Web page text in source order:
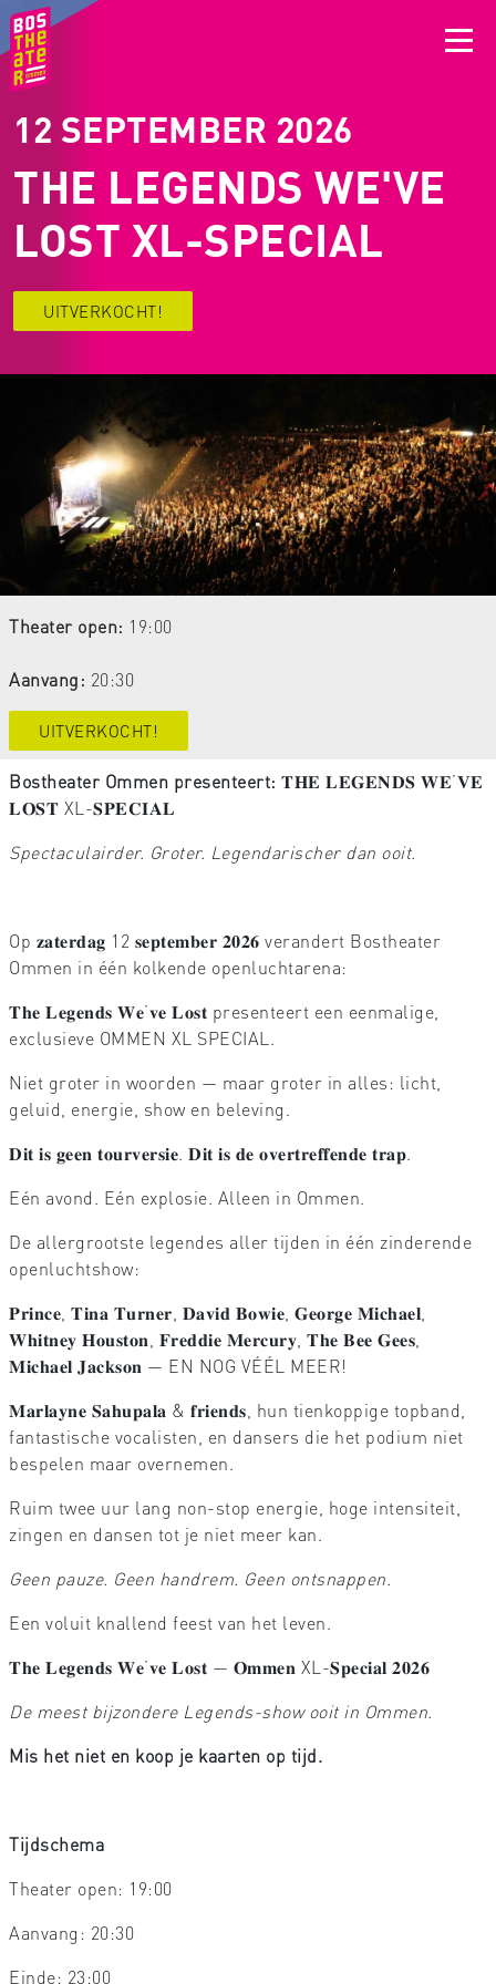
12 SEPTEMBER 2026
THE LEGENDS WE'VE
LOST XL-SPECIAL
UITVERKOCHT!
Theater open: 19:00
Aanvang: 20:30
UITVERKOCHT!
Bostheater Ommen presenteert: 𝐓𝐇𝐄 𝐋𝐄𝐆𝐄𝐍𝐃𝐒 𝐖𝐄’𝐕𝐄
𝐋𝐎𝐒𝐓 XL-𝐒𝐏𝐄𝐂𝐈𝐀𝐋
Spectaculairder. Groter. Legendarischer dan ooit.
Op 𝐳𝐚𝐭𝐞𝐫𝐝𝐚𝐠 12 𝐬𝐞𝐩𝐭𝐞𝐦𝐛𝐞𝐫 𝟐𝟎𝟐𝟔 verandert Bostheater
Ommen in één kolkende openluchtarena:
𝐓𝐡𝐞 𝐋𝐞𝐠𝐞𝐧𝐝𝐬 𝐖𝐞’𝐯𝐞 𝐋𝐨𝐬𝐭 presenteert een eenmalige,
exclusieve OMMEN XL SPECIAL.
Niet groter in woorden — maar groter in alles: licht,
geluid, energie, show en beleving.
𝐃𝐢𝐭 𝐢𝐬 𝐠𝐞𝐞𝐧 𝐭𝐨𝐮𝐫𝐯𝐞𝐫𝐬𝐢𝐞. 𝐃𝐢𝐭 𝐢𝐬 𝐝𝐞 𝐨𝐯𝐞𝐫𝐭𝐫𝐞𝐟𝐟𝐞𝐧𝐝𝐞 𝐭𝐫𝐚𝐩.
Eén avond. Eén explosie. Alleen in Ommen.
De allergrootste legendes aller tijden in één zinderende
openluchtshow:
𝐏𝐫𝐢𝐧𝐜𝐞, 𝐓𝐢𝐧𝐚 𝐓𝐮𝐫𝐧𝐞𝐫, 𝐃𝐚𝐯𝐢𝐝 𝐁𝐨𝐰𝐢𝐞, 𝐆𝐞𝐨𝐫𝐠𝐞 𝐌𝐢𝐜𝐡𝐚𝐞𝐥,
𝐖𝐡𝐢𝐭𝐧𝐞𝐲 𝐇𝐨𝐮𝐬𝐭𝐨𝐧, 𝐅𝐫𝐞𝐝𝐝𝐢𝐞 𝐌𝐞𝐫𝐜𝐮𝐫𝐲, 𝐓𝐡𝐞 𝐁𝐞𝐞 𝐆𝐞𝐞𝐬,
𝐌𝐢𝐜𝐡𝐚𝐞𝐥 𝐉𝐚𝐜𝐤𝐬𝐨𝐧 — EN NOG VÉÉL MEER!
𝐌𝐚𝐫𝐥𝐚𝐲𝐧𝐞 𝐒𝐚𝐡𝐮𝐩𝐚𝐥𝐚 & 𝐟𝐫𝐢𝐞𝐧𝐝𝐬, hun tienkoppige topband,
fantastische vocalisten, en dansers die het podium niet
bespelen maar overnemen.
Ruim twee uur lang non-stop energie, hoge intensiteit,
zingen en dansen tot je niet meer kan.
Geen pauze. Geen handrem. Geen ontsnappen.
Een voluit knallend feest van het leven.
𝐓𝐡𝐞 𝐋𝐞𝐠𝐞𝐧𝐝𝐬 𝐖𝐞’𝐯𝐞 𝐋𝐨𝐬𝐭 — 𝐎𝐦𝐦𝐞𝐧 XL-𝐒𝐩𝐞𝐜𝐢𝐚𝐥 𝟐𝟎𝟐𝟔
De meest bijzondere Legends-show ooit in Ommen.
Mis het niet en koop je kaarten op tijd.
Tijdschema
Theater open: 19:00
Aanvang: 20:30
Einde: 23:00